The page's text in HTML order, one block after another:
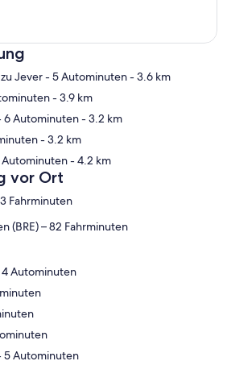
Karte
Jever- 5 Autominuten- 3.6 km
- 3.9 km
6 Autominuten- 3.2 km
- 3.2 km
Autominuten- 4.2 km
vor Ort
Fahrminuten
(BRE) – 82 Fahrminuten
‪Haus der Getreuen - ‬4 Autominuten
Autominuten
- ‬6 Autominuten
‪Hof von Oldenburg - ‬5 Autominuten